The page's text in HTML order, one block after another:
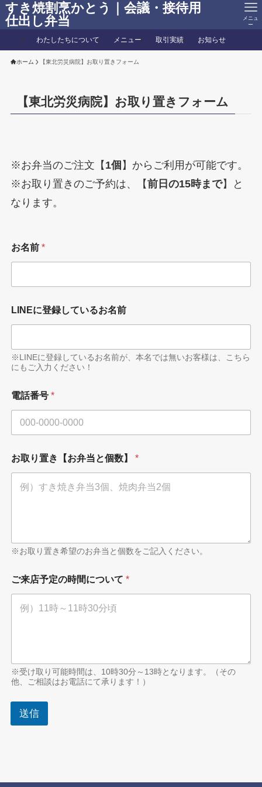
すき焼割烹かとう｜会議・接待用
仕出し弁当
メニュ
ー
わたしたちについて メニュー 取引実績 お知らせ
ホーム 【東北労災病院】お取り置きフォーム
【東北労災病院】お取り置きフォーム
※お弁当のご注文【 1個 】からご利用が可能です。
※お取り置きのご予約は、【前日の15時まで】と
なります。
お名前 *
名
前
N
E
登
録
し
い
お
LINEに登録しているお名前
※LINEに登録しているお名前が、本名では無いお客様は、こちら
にもご入力ください！
電話番号 *
お取り置き【お弁当と個数】 *
※お取り置き希望のお弁当と個数をご記入ください。
ご来店予定の時間について *
※受け取り可能時間は、10時30分～13時となります。（その
他、ご相談はお電話にて承ります！）
送信